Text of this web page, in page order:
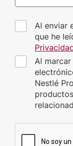
Al enviar
que he
Al
Nestlé